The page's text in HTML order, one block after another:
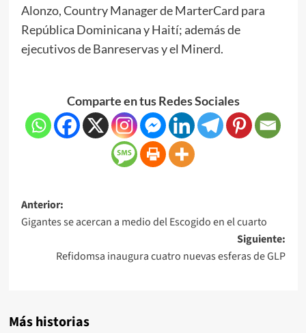
Alonzo, Country Manager de MarterCard para
República Dominicana y Haití; además de
ejecutivos de Banreservas y el Minerd.
Comparte en tus Redes Sociales
Anterior:
Gigantes se acercan a medio del Escogido en el cuarto
Siguiente:
Refidomsa inaugura cuatro nuevas esferas de GLP
Más historias